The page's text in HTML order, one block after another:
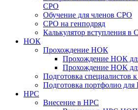
СРО
Обучение для членов СРО
СРО на генподряд
Калькулятор вступления в
НОК
Прохождение НОК
Прохождение НОК
Прохождение НОК
Подготовка специалистов
Подготовка портфолио
НРС
Внесение в НРС